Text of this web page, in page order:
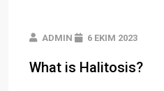
ADMIN 6 EKIM 2023
What is Halitosis?